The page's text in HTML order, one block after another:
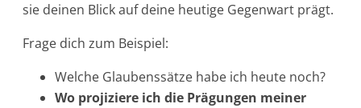
sie deinen Blick auf deine heutige Gegenwart prägt.
Frage dich zum Beispiel:
Welche Glaubenssätze habe ich heute noch?
Wo projiziere ich die Prägungen meiner